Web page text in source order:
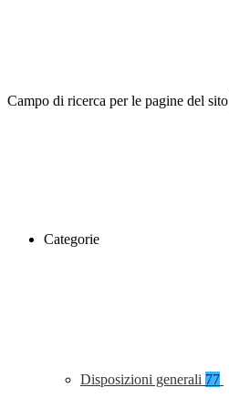
Campo di ricerca per le pagine del sito
Categorie
Disposizioni generali 77